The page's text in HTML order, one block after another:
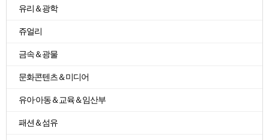
유리＆광학
쥬얼리
금속＆광물
문화콘텐츠＆미디어
유아·아동＆교육＆임산부
패션＆섬유